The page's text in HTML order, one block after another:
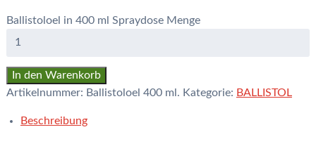
Ballistoloel in 400 ml Spraydose Menge
In den Warenkorb
Artikelnummer: Ballistoloel 400 ml. Kategorie: BALLISTOL
Beschreibung